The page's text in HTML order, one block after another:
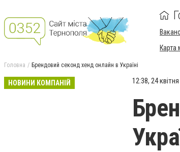
Карта
Головна Брендовий секонд хенд онлайн в Україні
НОВИНИ КОМПАНІЙ 12:38, 24